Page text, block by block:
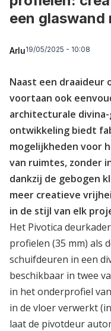
een
Arlu19/05/2025 - 10:08
Naast een draaideur
voortaan ook
architecturale
ontwikkeling biedt
mogelijkheden voor
van ruimtes, zonder
dankzij de gebogen
meer creatieve
in de stijl van elk
Het Pivotica
profielen (35 mm) als
schuifdeuren in een
beschikbaar in twee
in het onderprofiel
in de vloer verwerkt
laat de pivotdeur